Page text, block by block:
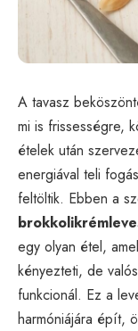
A tavasz
mi is frissességre,
ételek után
energiával teli
feltöltik. Ebben a
egy olyan étel,
kényezteti, de
funkcionál. Ez a
harmóniájára épít,